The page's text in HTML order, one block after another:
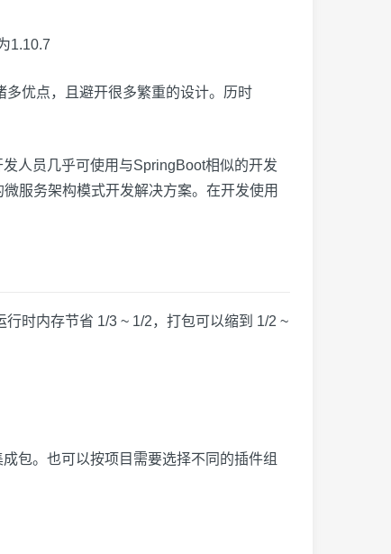
1.10.7
优点，且避开很多繁重的设计。历时
人员几乎可使用与SpringBoot相似的开发
服务架构模式开发解决方案。在开发使用
时内存节省 1/3 ~ 1/2，打包可以缩到 1/2 ~
包。也可以按项目需要选择不同的插件组